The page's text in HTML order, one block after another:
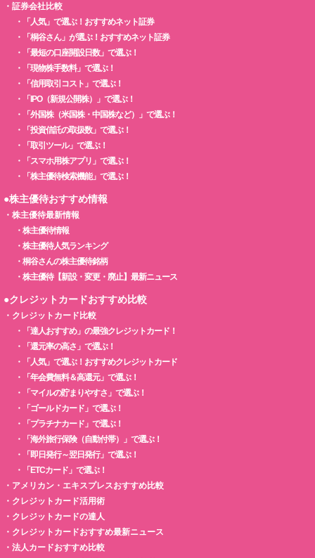
・ 証券会社比較
・
「人気」で選ぶ！おすすめネット証券
・
「桐谷さん」が選ぶ！おすすめネット証券
・
「最短の口座開設日数」で選ぶ！
・
「現物株手数料」で選ぶ！
・
「信用取引コスト」で選ぶ！
・
「IPO（新規公開株）」で選ぶ！
・
「外国株（米国株・中国株など）」で選ぶ！
・
「投資信託の取扱数」で選ぶ！
・
「取引ツール」で選ぶ！
・
「スマホ用株アプリ」で選ぶ！
・
「株主優待検索機能」で選ぶ！
●株主優待おすすめ情報
・ 株主優待最新情報
・ 株主優待情報
・ 株主優待人気ランキング
・ 桐谷さんの株主優待銘柄
・ 株主優待【新設・変更・廃止】最新ニュース
●クレジットカードおすすめ比較
・ クレジットカード比較
・
「達人おすすめ」の最強クレジットカード！
・
「還元率の高さ」で選ぶ！
・
「人気」で選ぶ！おすすめクレジットカード
・
「年会費無料＆高還元」で選ぶ！
・
「マイルの貯まりやすさ」で選ぶ！
・
「ゴールドカード」で選ぶ！
・
「プラチナカード」で選ぶ！
・
「海外旅行保険（自動付帯）」で選ぶ！
・
「即日発行～翌日発行」で選ぶ！
・
「ETCカード」で選ぶ！
・ アメリカン・エキスプレスおすすめ比較
・ クレジットカード活用術
・ クレジットカードの達人
・ クレジットカードおすすめ最新ニュース
・ 法人カードおすすめ比較